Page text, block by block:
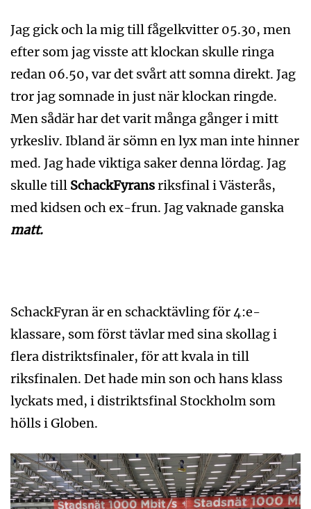
Jag gick och la mig till fågelkvitter 05.30, men
efter som jag visste att klockan skulle ringa
redan 06.50, var det svårt att somna direkt. Jag
tror jag somnade in just när klockan ringde.
Men sådär har det varit många gånger i mitt
yrkesliv. Ibland är sömn en lyx man inte hinner
med. Jag hade viktiga saker denna lördag. Jag
skulle till SchackFyransriksfinal i Västerås,
med kidsen och ex-frun. Jag vaknade ganska
matt.
SchackFyran är en schacktävling för 4:e-
klassare, som först tävlar med sina skollag i
flera distriktsfinaler, för att kvala in till
riksfinalen. Det hade min son och hans klass
lyckats med, i distriktsfinal Stockholm som
hölls i Globen.